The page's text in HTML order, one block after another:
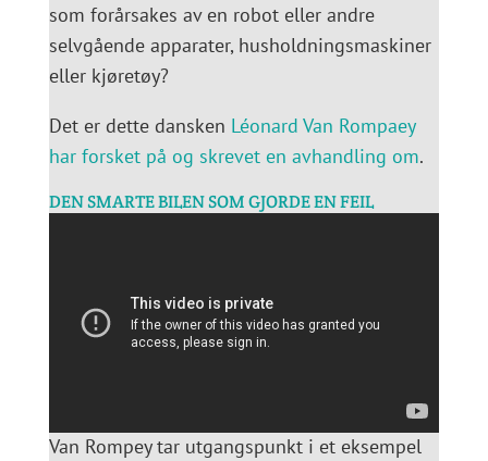
som forårsakes av en robot eller andre
selvgående apparater, husholdningsmaskiner
eller kjøretøy?
Det er dette dansken Léonard Van Rompaey
har forsket på og skrevet en avhandling om.
DEN SMARTE BILEN SOM GJORDE EN FEIL
Van Rompey tar utgangspunkt i et eksempel